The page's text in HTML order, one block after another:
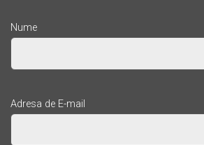
Nume
Adresa de E-mail